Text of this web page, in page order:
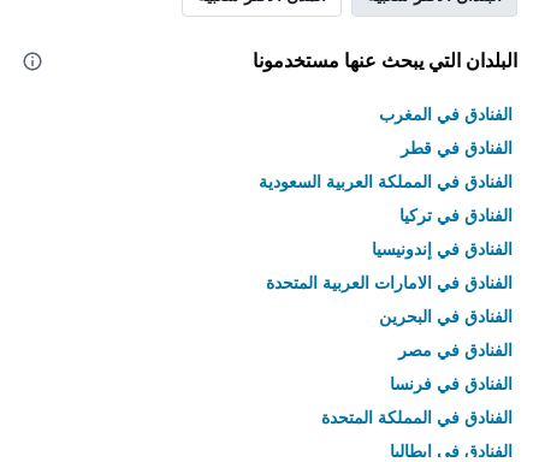
البلدان التي يبحث عنها مستخدمونا
الفنادق في المغرب
الفنادق في قطر
الفنادق في المملكة العربية السعودية
الفنادق في تركيا
الفنادق في إندونيسيا
الفنادق في الامارات العربية المتحدة
الفنادق في البحرين
الفنادق في مصر
الفنادق في فرنسا
الفنادق في المملكة المتحدة
الفنادق في إيطاليا